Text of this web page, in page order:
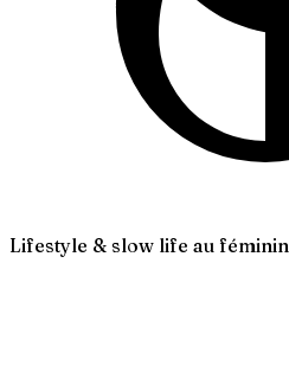
Lifestyle & slow life au féminin